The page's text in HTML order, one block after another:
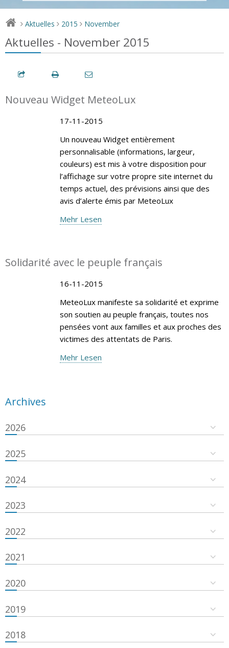
> Aktuelles > 2015 > November
Aktuelles - November 2015
Nouveau Widget MeteoLux
17-11-2015
Un nouveau Widget entièrement
personnalisable (informations, largeur,
couleurs) est mis à votre disposition pour
l’affichage sur votre propre site internet du
temps actuel, des prévisions ainsi que des
avis d’alerte émis par MeteoLux
Mehr Lesen
Solidarité avec le peuple français
16-11-2015
MeteoLux manifeste sa solidarité et exprime
son soutien au peuple français, toutes nos
pensées vont aux familles et aux proches des
victimes des attentats de Paris.
Mehr Lesen
Archives
2026
2025
2024
2023
2022
2021
2020
2019
2018